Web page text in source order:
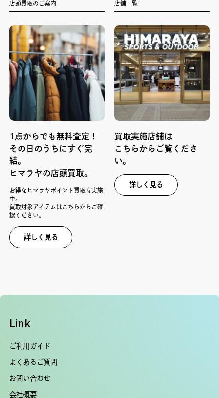
店頭買取のご案内
1点からでも無料査定！
その日のうちにすぐ完
結。
ヒマラヤの店頭買取。
お得なヒマラヤポイント買取も実施
中。
買取対象アイテムはこちらからご確
認ください。
詳しく見る
店舗一覧
買取実施店舗は
こちらからご覧くださ
い。
詳しく見る
Link
ご利用ガイド
よくあるご質問
お問い合わせ
会社概要